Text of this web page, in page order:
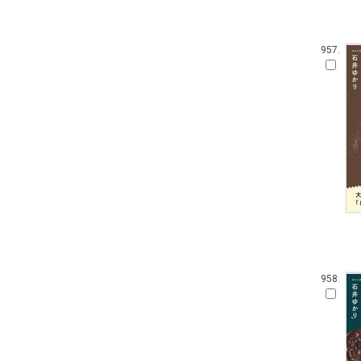
957.
958.